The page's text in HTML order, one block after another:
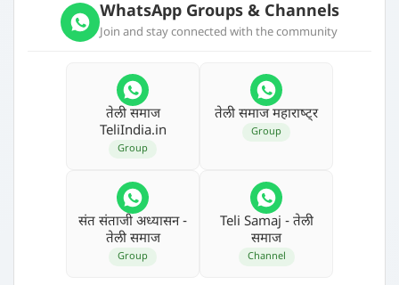
WhatsApp Groups & Channels
Join and stay connected with the community
तेली समाज
TeliIndia.in
Group
तेली समाज महाराष्‍ट्र
Group
संत संताजी अध्‍यासन -
तेली समाज
Group
Teli Samaj - तेली
समाज
Channel